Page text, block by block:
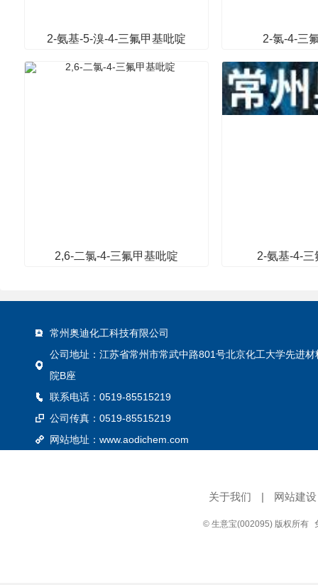
2-氨基-5-溴-4-三氟甲基吡啶 2-氯-4-三
2,6-二氯-4-三氟甲基吡啶 2-氨基-4-三
常州奥迪化工科技有限公司
公司地址：江苏省常州市常武中路801号北京化工大学先进材
院B座
联系电话：0519-85515219
公司传真：0519-85515219
网站地址： www.aodichem.com
关于我们 | 网站建设
© 生意宝(002095) 版权所有